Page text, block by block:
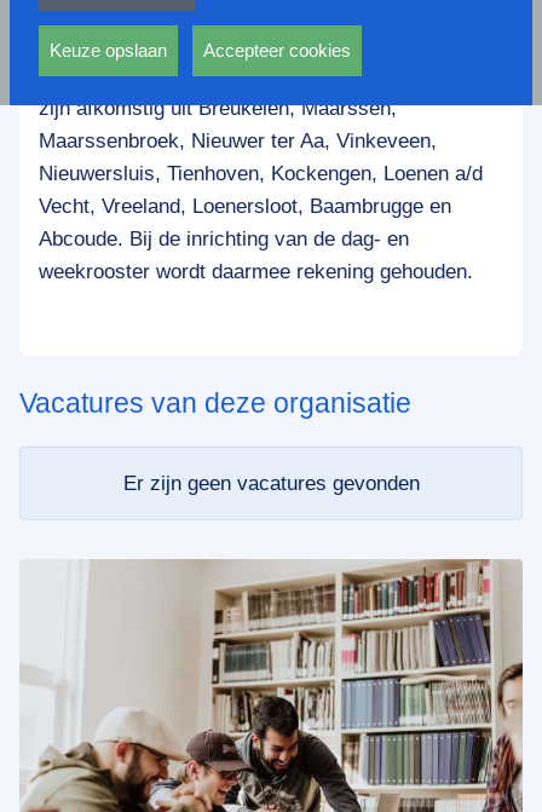
RSG Broklede, opgericht in 1964, is een
scholengemeenschap voor HAVO, VWO en TVWO.
De school vervult een streekfunctie. De leerlingen
zijn afkomstig uit Breukelen, Maarssen,
Maarssenbroek, Nieuwer ter Aa, Vinkeveen,
Nieuwersluis, Tienhoven, Kockengen, Loenen a/d
Vecht, Vreeland, Loenersloot, Baambrugge en
Abcoude. Bij de inrichting van de dag- en
weekrooster wordt daarmee rekening gehouden.
Vacatures van deze organisatie
Er zijn geen vacatures gevonden
andere wordt voorkomen dat dezelfde advertentie
voortdurend verschijnt.
Keuze opslaan Accepteer cookies